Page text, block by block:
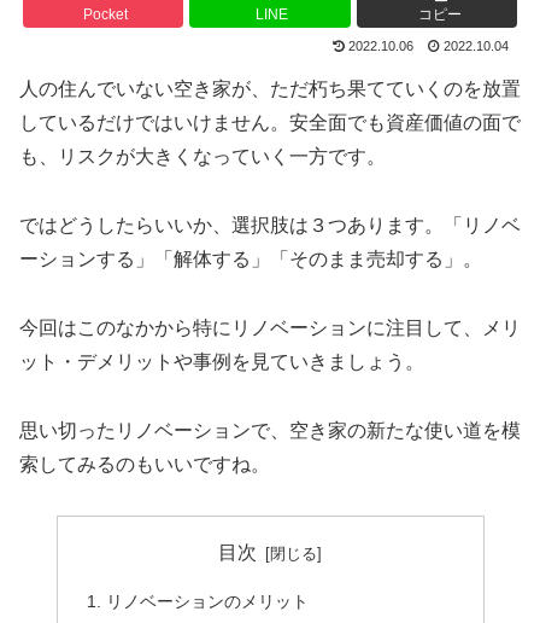
Pocket LINE コピー
2022.10.06 2022.10.04
人の住んでいない空き家が、ただ朽ち果てていくのを放置
しているだけではいけません。安全面でも資産価値の面で
も、リスクが大きくなっていく一方です。
ではどうしたらいいか、選択肢は３つあります。「リノベ
ーションする」「解体する」「そのまま売却する」。
今回はこのなかから特にリノベーションに注目して、メリ
ット・デメリットや事例を見ていきましょう。
思い切ったリノベーションで、空き家の新たな使い道を模
索してみるのもいいですね。
目次
リノベーションのメリット